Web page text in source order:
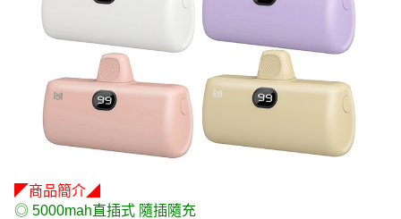
◤商品簡介◢
◎ 5000mah直插式 隨插隨充